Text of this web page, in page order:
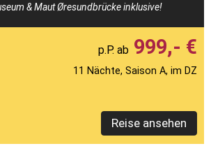
& Maut Øresundbrücke inklusive!
999,- €
11 Nächte, Saison A, im DZ
Reise ansehen